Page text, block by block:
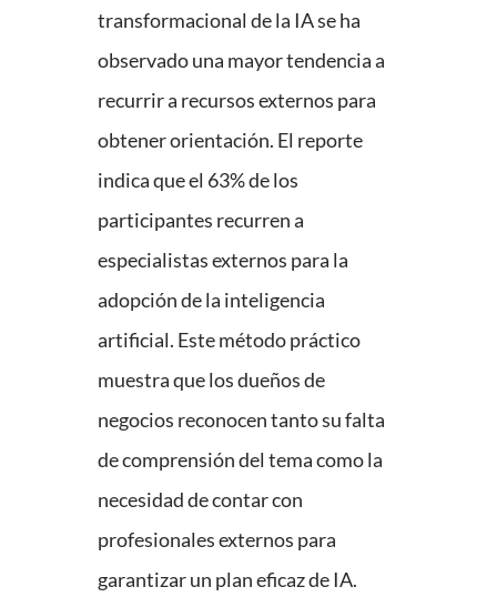
transformacional de la IA se ha
observado una mayor tendencia a
recurrir a recursos externos para
obtener orientación. El reporte
indica que el 63% de los
participantes recurren a
especialistas externos para la
adopción de la inteligencia
artificial. Este método práctico
muestra que los dueños de
negocios reconocen tanto su falta
de comprensión del tema como la
necesidad de contar con
profesionales externos para
garantizar un plan eficaz de IA.